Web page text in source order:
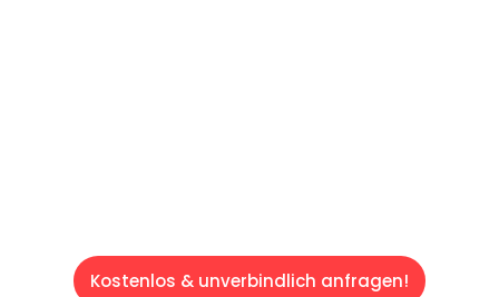
Kostenlos & unverbindlich anfragen!